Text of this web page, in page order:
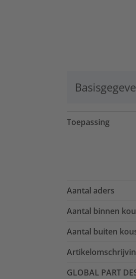
Toepassing
Aantal aders
Aantal binnen
Aantal buiten
GLOBAL PART